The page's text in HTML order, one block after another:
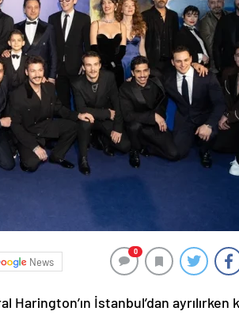
News
0
İstanbul’dan ayrılırken